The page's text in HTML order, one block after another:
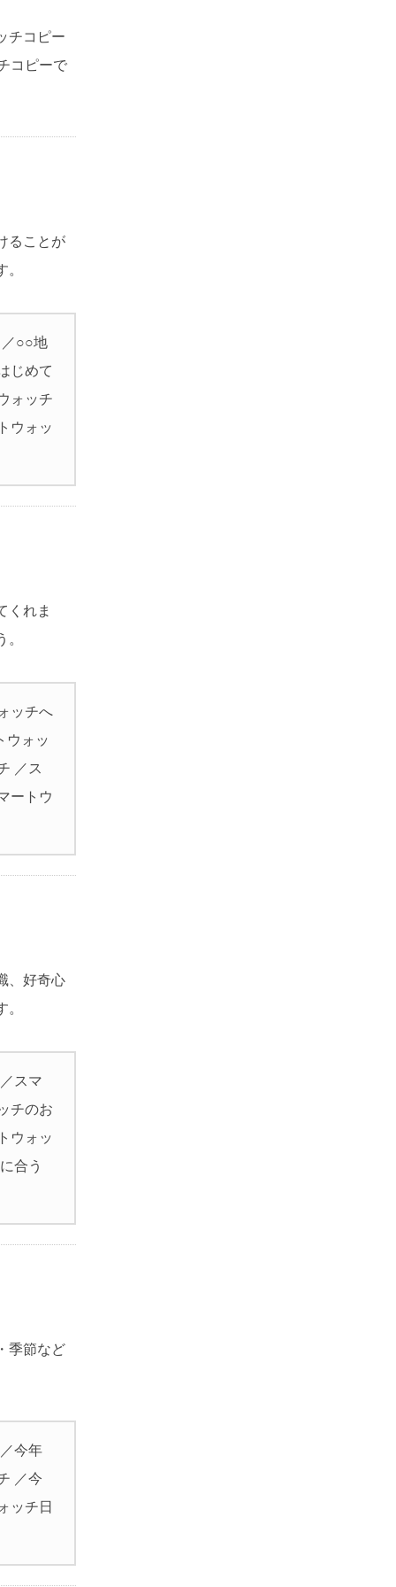
チコピー
コピーで
ることが
／○○地
じめて
ォッチ
ウォッ
くれま
ッチへ
ウォッ
／ス
ートウ
、好奇心
スマ
チのお
ウォッ
合う
季節など
今年
／今
ッチ日